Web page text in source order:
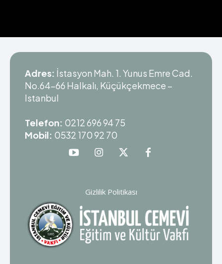
Adres: İstasyon Mah. 1. Yunus Emre Cad.
No.64-66 Halkalı, Küçükçekmece –
Istanbul
Telefon: 0212 696 94 75
Mobil: 0532 170 92 70
Gizlilik Politikası